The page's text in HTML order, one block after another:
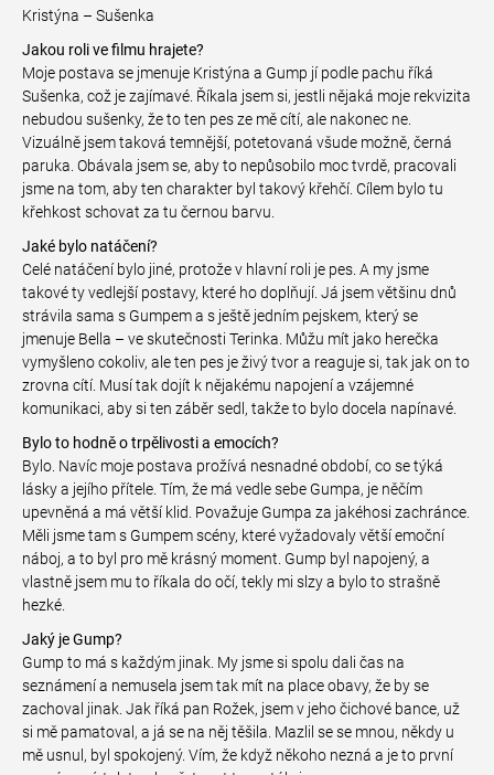
Kristýna – Sušenka
Jakou roli ve filmu hrajete?
Moje postava se jmenuje Kristýna a Gump jí podle pachu říká
Sušenka, což je zajímavé. Říkala jsem si, jestli nějaká moje rekvizita
nebudou sušenky, že to ten pes ze mě cítí, ale nakonec ne.
Vizuálně jsem taková temnější, potetovaná všude možně, černá
paruka. Obávala jsem se, aby to nepůsobilo moc tvrdě, pracovali
jsme na tom, aby ten charakter byl takový křehčí. Cílem bylo tu
křehkost schovat za tu černou barvu.
Jaké bylo natáčení?
Celé natáčení bylo jiné, protože v hlavní roli je pes. A my jsme
takové ty vedlejší postavy, které ho doplňují. Já jsem většinu dnů
strávila sama s Gumpem a s ještě jedním pejskem, který se
jmenuje Bella – ve skutečnosti Terinka. Můžu mít jako herečka
vymyšleno cokoliv, ale ten pes je živý tvor a reaguje si, tak jak on to
zrovna cítí. Musí tak dojít k nějakému napojení a vzájemné
komunikaci, aby si ten záběr sedl, takže to bylo docela napínavé.
Bylo to hodně o trpělivosti a emocích?
Bylo. Navíc moje postava prožívá nesnadné období, co se týká
lásky a jejího přítele. Tím, že má vedle sebe Gumpa, je něčím
upevněná a má větší klid. Považuje Gumpa za jakéhosi zachránce.
Měli jsme tam s Gumpem scény, které vyžadovaly větší emoční
náboj, a to byl pro mě krásný moment. Gump byl napojený, a
vlastně jsem mu to říkala do očí, tekly mi slzy a bylo to strašně
hezké.
Jaký je Gump?
Gump to má s každým jinak. My jsme si spolu dali čas na
seznámení a nemusela jsem tak mít na place obavy, že by se
zachoval jinak. Jak říká pan Rožek, jsem v jeho čichové bance, už
si mě pamatoval, a já se na něj těšila. Mazlil se se mnou, někdy u
mě usnul, byl spokojený. Vím, že když někoho nezná a je to první